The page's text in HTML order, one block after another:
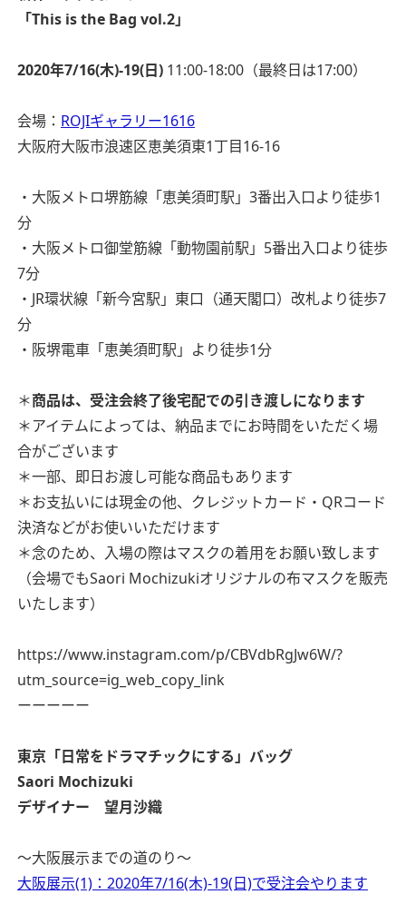
「This is the Bag vol.2」
2020年7/16(木)-19(日) 11:00-18:00（最終日は17:00）
会場： ROJIギャラリー1616
大阪府大阪市浪速区恵美須東1丁目16-16
・大阪メトロ堺筋線「恵美須町駅」3番出入口より徒歩1
分
・大阪メトロ御堂筋線「動物園前駅」5番出入口より徒歩
7分
・JR環状線「新今宮駅」東口（通天閣口）改札より徒歩7
分
・阪堺電車「恵美須町駅」より徒歩1分
＊商品は、受注会終了後宅配での引き渡しになります
＊アイテムによっては、納品までにお時間をいただく場
合がございます
＊一部、即日お渡し可能な商品もあります
＊お支払いには現金の他、クレジットカード・QRコード
決済などがお使いいただけます
＊念のため、入場の際はマスクの着用をお願い致します
（会場でもSaori Mochizukiオリジナルの布マスクを販売
いたします）
https://www.instagram.com/p/CBVdbRgJw6W/?
utm_source=ig_web_copy_link
ーーーーー
東京 「日常をドラマチックにする」バッグ
Saori Mochizuki
デザイナー 望月沙織
〜大阪展示までの道のり〜
大阪展示(1)：2020年7/16(木)-19(日)で受注会やります